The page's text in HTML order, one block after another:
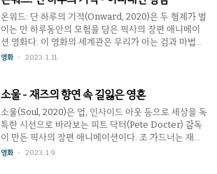
곧이어 침입한 괴한들에 의해 기절한다. 그 다음날 일어
나보니 마일즈는 강제로 스키즘에 참여하게 된 상황임을
알게 된다. 그것도 권총이 손에 못으로 박혀있는 상태로.
감각적인 영상에 무자비한 살해 장면이 넘치는 이 작품
에서 다니엘 래드클리프가 맡은 마일즈는 살아남기 위해
온워드: 단 하루의 기적(Onward, 2020)은 두 형제가 벌
이는 만 하루동안의 모험을 담은 픽사의 장편 애니메이
션 영화다. 이 영화의 세계관은 우리가 아는 검과 마법을
쓰는 다양한 종족이 공존하며 살고 있는 판타지 세상이
릴 적 아버지를 잃은 이안 라이트풋과 발리 라이트풋 형
제는 이안의 생일 선물로 아빠의 마법 지팡이를 받게된
다. 그리고 이미 죽은 아빠를 만 하루동안 부활시켜 같이
지낼 수 있는 마법을 쓸 수 있게 되는데, 픽사 영화가 다
그렇듯 원하는 대로 되지는 않고 일은 꼬여만 간다. 이야
기를 끌고가는 원동력은 형인 발리와 다르게 아빠를 한
영화 2023. 1. 11.
소울 - 재즈의 향연 속 길잃은 영혼
소울(Soul, 2020)은 업, 인사이드 아웃 등으로 세상을 독
특한 시선으로 바라보는 피트 닥터(Pete Docter) 감독
이 만든 픽사의 장편 애니메이션이다. 조 가드너는 재즈
피아니스트를 목표로 살아왔지만 현실은 학교에서 음악
영화 2023. 1. 9.